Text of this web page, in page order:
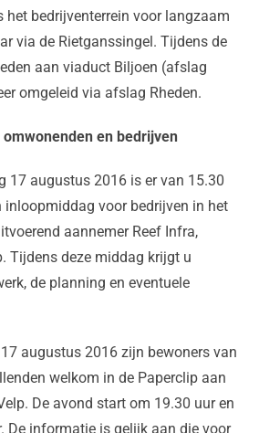
het bedrijventerrein voor langzaam
via de Rietganssingel. Tijdens de
aan viaduct Biljoen (afslag
omgeleid via afslag Rheden.
en bedrijven
17 augustus 2016 is er van 15.30
inloopmiddag voor bedrijven in het
aannemer Reef Infra,
Tijdens deze middag krijgt u
de planning en eventuele
augustus 2016 zijn bewoners van
welkom in de Paperclip aan
De avond start om 19.30 uur en
De informatie is gelijk aan die voor